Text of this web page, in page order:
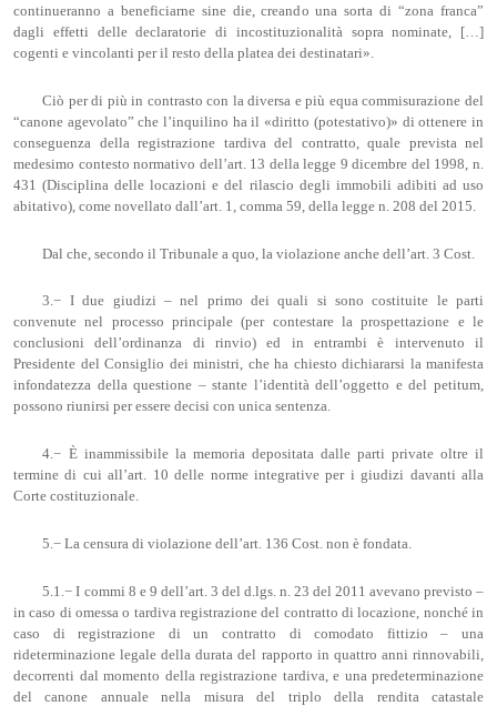
continueranno a beneficiarne sine die, creando una sorta di “zona franca”
dagli effetti delle declaratorie di incostituzionalità sopra nominate, […]
cogenti e vincolanti per il resto della platea dei destinatari».
Ciò per di più in contrasto con la diversa e più equa commisurazione del
“canone agevolato” che l’inquilino ha il «diritto (potestativo)» di ottenere in
conseguenza della registrazione tardiva del contratto, quale prevista nel
medesimo contesto normativo dell’art. 13 della legge 9 dicembre del 1998, n.
431 (Disciplina delle locazioni e del rilascio degli immobili adibiti ad uso
abitativo), come novellato dall’art. 1, comma 59, della legge n. 208 del 2015.
Dal che, secondo il Tribunale a quo, la violazione anche dell’art. 3 Cost.
3.− I due giudizi – nel primo dei quali si sono costituite le parti
convenute nel processo principale (per contestare la prospettazione e le
conclusioni dell’ordinanza di rinvio) ed in entrambi è intervenuto il
Presidente del Consiglio dei ministri, che ha chiesto dichiararsi la manifesta
infondatezza della questione – stante l’identità dell’oggetto e del petitum,
possono riunirsi per essere decisi con unica sentenza.
4.− È inammissibile la memoria depositata dalle parti private oltre il
termine di cui all’art. 10 delle norme integrative per i giudizi davanti alla
Corte costituzionale.
5.− La censura di violazione dell’art. 136 Cost. non è fondata.
5.1.− I commi 8 e 9 dell’art. 3 del d.lgs. n. 23 del 2011 avevano previsto –
in caso di omessa o tardiva registrazione del contratto di locazione, nonché in
caso di registrazione di un contratto di comodato fittizio – una
rideterminazione legale della durata del rapporto in quattro anni rinnovabili,
decorrenti dal momento della registrazione tardiva, e una predeterminazione
del canone annuale nella misura del triplo della rendita catastale